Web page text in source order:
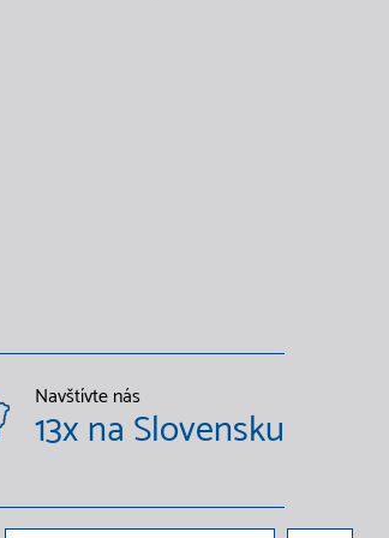
Navštívte nás
13x na Slovensku